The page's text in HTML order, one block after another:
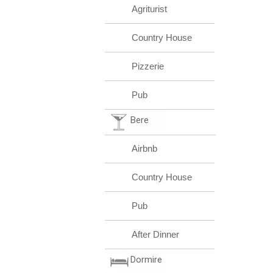
Agriturist
Country House
Pizzerie
Pub
Bere
Airbnb
Country House
Pub
After Dinner
Dormire